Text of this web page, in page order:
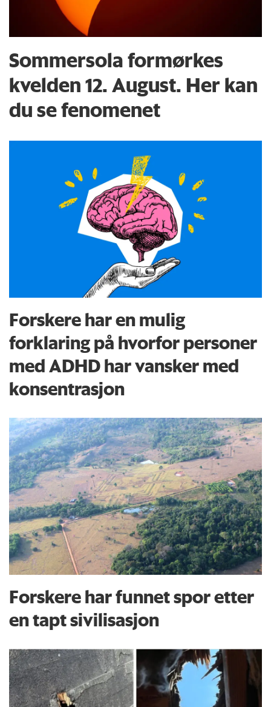
Sommersola formørkes
kvelden 12. August. Her kan
du se fenomenet
Forskere har en mulig
forklaring på hvorfor personer
med ADHD har vansker med
konsentrasjon
Forskere har funnet spor etter
en tapt sivilisasjon